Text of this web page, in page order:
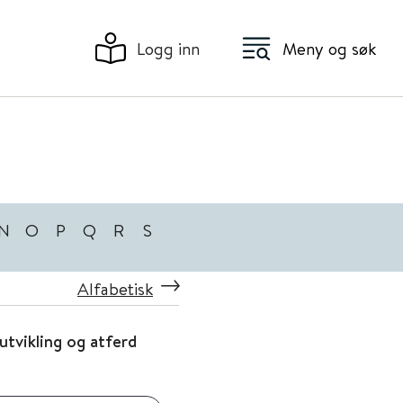
Logg inn Meny og søk
O P Q R S
Alfabetisk
og atferd